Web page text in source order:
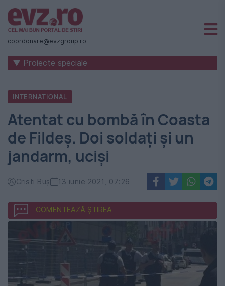
Știri
naționale
internaționale
România
-
Evenimentul
Zilei
coordonare@evzgroup.ro
▼ Proiecte speciale
INTERNATIONAL
Atentat cu bombă în Coasta
de Fildeș. Doi soldați și un
jandarm, uciși
Cristi Buș 13 iunie 2021, 07:26
COMENTEAZĂ ȘTIREA